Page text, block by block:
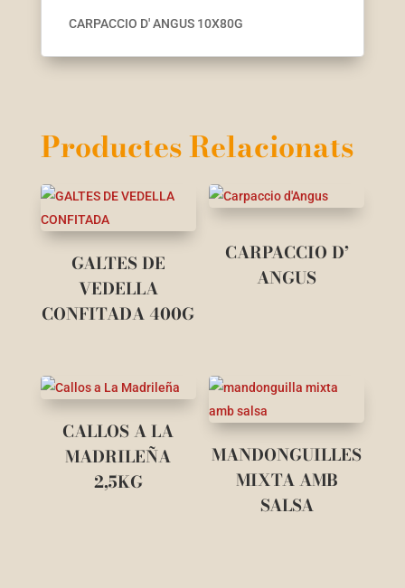
CARPACCIO D' ANGUS 10X80G
Productes Relacionats
GALTES DE
VEDELLA
CONFITADA 400G
CARPACCIO D’
ANGUS
CALLOS A LA
MADRILEÑA
2,5KG
MANDONGUILLES
MIXTA AMB
SALSA